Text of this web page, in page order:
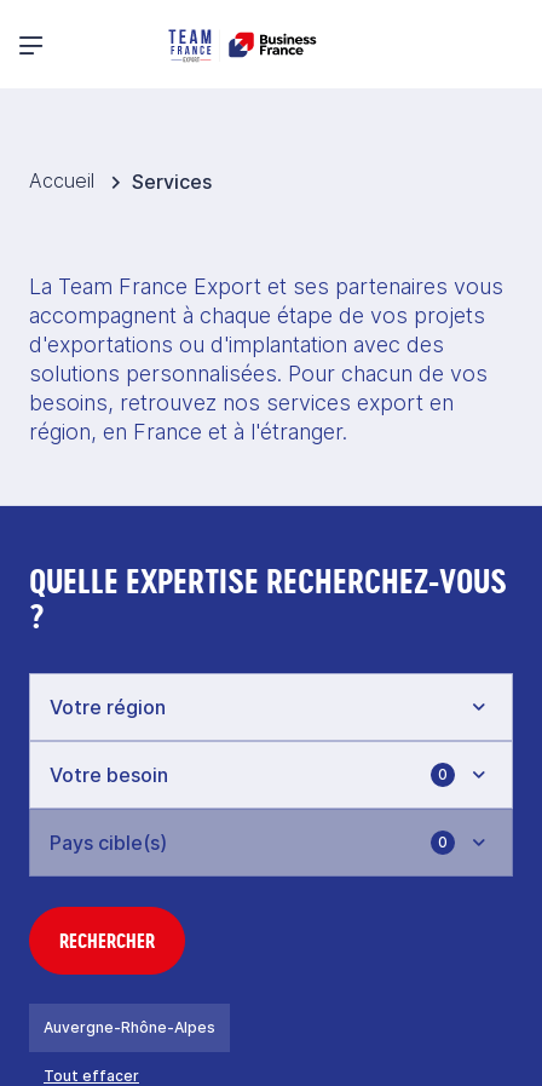
Menu principal
Accueil Services
La Team France Export et ses partenaires vous
accompagnent à chaque étape de vos projets
d'exportations ou d'implantation avec des
solutions personnalisées. Pour chacun de vos
besoins, retrouvez nos services export en
région, en France et à l'étranger.
QUELLE EXPERTISE RECHERCHEZ-VOUS
?
0
0
RECHERCHER
Auvergne-Rhône-Alpes
Tout effacer